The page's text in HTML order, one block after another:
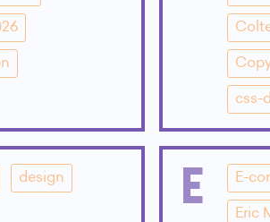
css-
design E E-
Eric